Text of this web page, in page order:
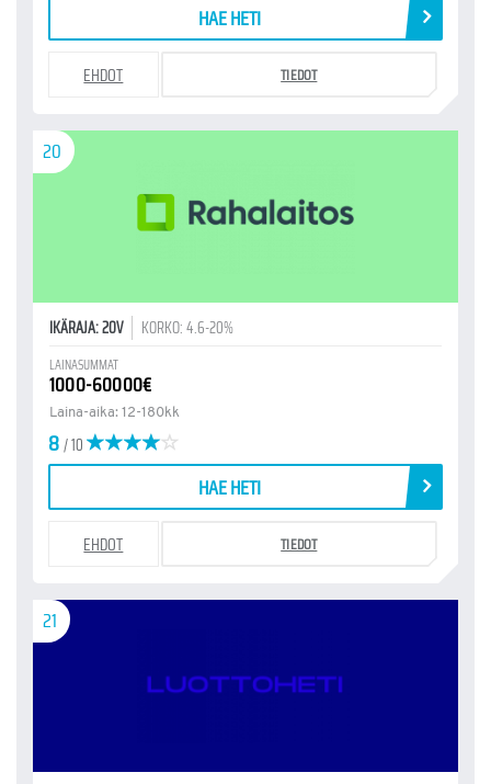
HAE HETI
EHDOT TIEDOT
20
IKÄRAJA: 20V KORKO: 4.6-20%
LAINASUMMAT
1000-60000€
Laina-aika: 12-180kk
8/ 10
HAE HETI
EHDOT TIEDOT
21